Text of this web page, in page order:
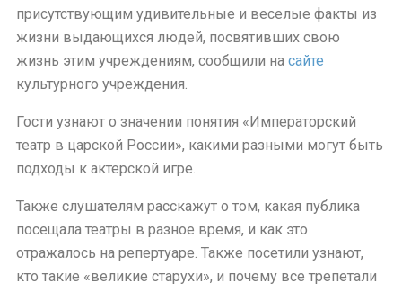
присутствующим удивительные и веселые факты из
жизни выдающихся людей, посвятивших свою
жизнь этим учреждениям, сообщили на сайте
культурного учреждения.
Гости узнают о значении понятия «Императорский
театр в царской России», какими разными могут быть
подходы к актерской игре.
Также слушателям расскажут о том, какая публика
посещала театры в разное время, и как это
отражалось на репертуаре. Также посетили узнают,
кто такие «великие старухи», и почему все трепетали